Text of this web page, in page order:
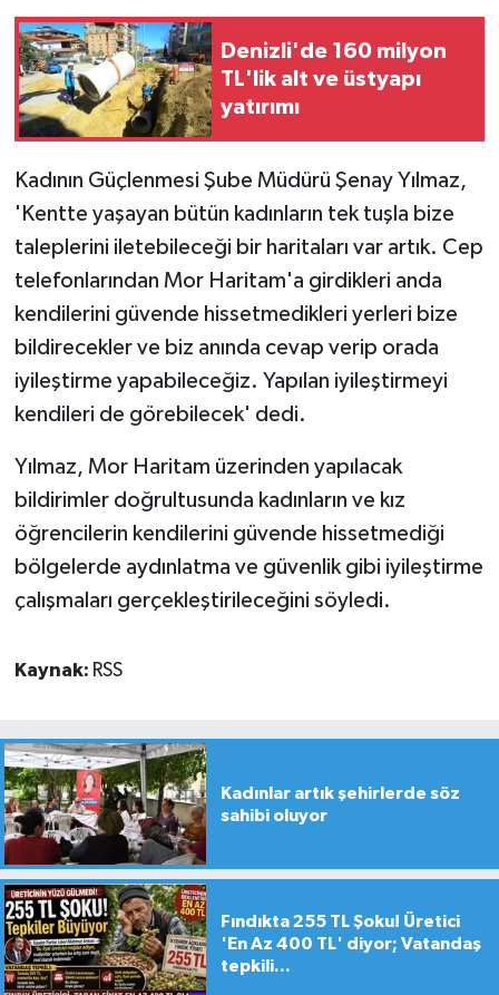
Denizli'de 160 milyon
TL'lik alt ve üstyapı
yatırımı
Kadının Güçlenmesi Şube Müdürü Şenay Yılmaz,
'Kentte yaşayan bütün kadınların tek tuşla bize
taleplerini iletebileceği bir haritaları var artık. Cep
telefonlarından Mor Haritam'a girdikleri anda
kendilerini güvende hissetmedikleri yerleri bize
bildirecekler ve biz anında cevap verip orada
iyileştirme yapabileceğiz. Yapılan iyileştirmeyi
kendileri de görebilecek' dedi.
Yılmaz, Mor Haritam üzerinden yapılacak
bildirimler doğrultusunda kadınların ve kız
öğrencilerin kendilerini güvende hissetmediği
bölgelerde aydınlatma ve güvenlik gibi iyileştirme
çalışmaları gerçekleştirileceğini söyledi.
Kaynak: RSS
Kadınlar artık şehirlerde söz
sahibi oluyor
Fındıkta 255 TL Şoku! Üretici
'En Az 400 TL' diyor; Vatandaş
tepkili...